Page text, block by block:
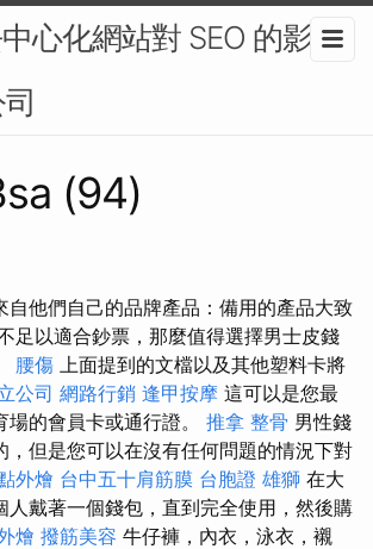
心化網站對 SEO 的影響-
(94)
自他們自己的品牌產品：備用的產品大致
足以適合鈔票，那麼值得選擇男士皮錢
腰傷 上面提到的文檔以及其他塑料卡將
公司 網路行銷 逢甲按摩 這可以是您最
的會員卡或通行證。 推拿 整骨 男性錢
，但是您可以在沒有任何問題的情況下對
外燴 台中五十肩筋膜 台胞證 雄獅 在大
人戴著一個錢包，直到完全使用，然後購
燴 撥筋美容 牛仔褲，內衣，泳衣，襯